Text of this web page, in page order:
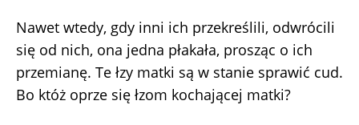
Nawet wtedy, gdy inni ich przekreślili, odwrócili
się od nich, ona jedna płakała, prosząc o ich
przemianę. Te łzy matki są w stanie sprawić cud.
Bo któż oprze się łzom kochającej matki?